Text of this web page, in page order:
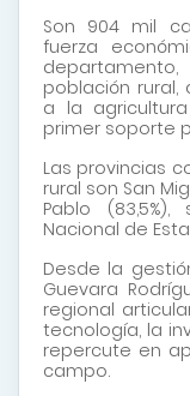
Son 904 mil
fuerza
población
a la
primer soporte
Las provincias
rural son San
Pablo
Nacional de
Desde la
Guevara
regional
tecnología, la
repercute en
campo.